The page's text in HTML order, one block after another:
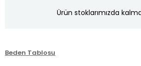
Ürün stoklarımızda
Beden Tablosu